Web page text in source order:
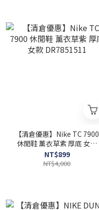
【清倉優惠】Nike TC 7900
休閒鞋 薰衣草紫 厚底 女款
DR7851511
NT$899
NT$4,000